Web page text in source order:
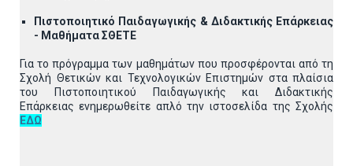
Πιστοποιητικό Παιδαγωγικής & Διδακτικής Επάρκειας
- Μαθήματα ΣΘΕΤΕ
Για το πρόγραμμα των μαθημάτων που προσφέρονται από τη
Σχολή Θετικών και Τεχνολογικών Επιστημών στα πλαίσια
του Πιστοποιητικού Παιδαγωγικής και Διδακτικής
Επάρκειας ενημερωθείτε απλό την ιστοσελίδα της Σχολής
ΕΔΩ